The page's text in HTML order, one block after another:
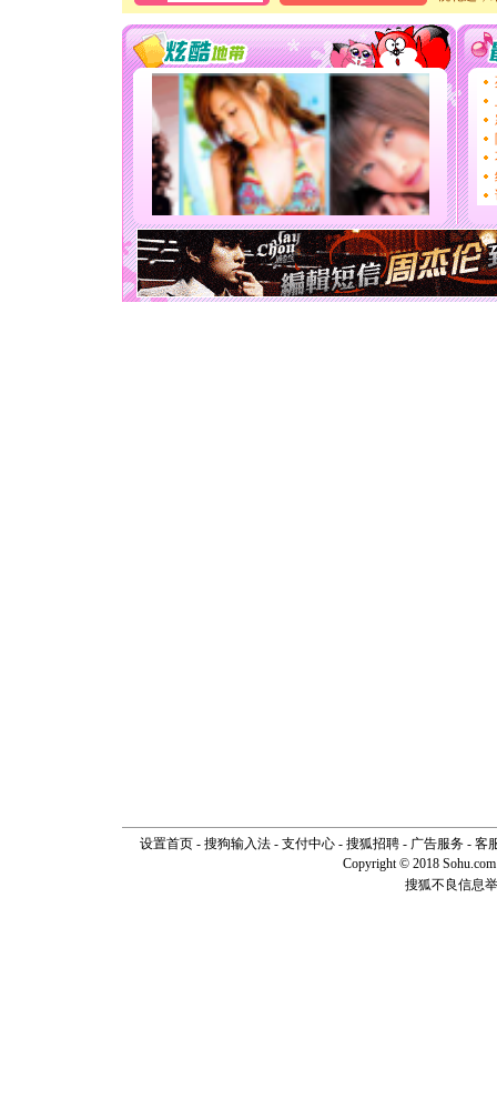
卖了。水
[春节]风
颜！冬
道一声平
[春节]
传
片叶子
送你一
[圣诞节]
你太多
要平安
[圣诞节]
能正大光
天都要快
[圣诞节]
如意,快
[元旦]看
设置首页- 搜狗输入法- 支付中心- 搜狐招聘- 广告服务- 客
Copyright © 2018
搜狐不良信息